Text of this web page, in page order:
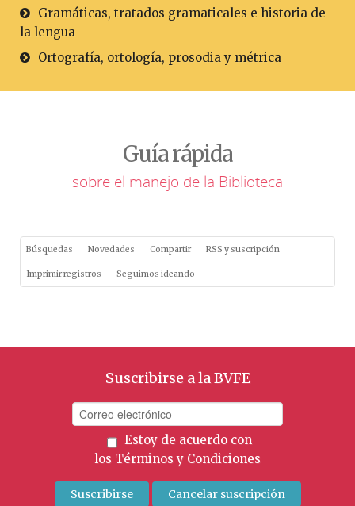
Gramáticas, tratados gramaticales e historia de
la lengua
Ortografía, ortología, prosodia y métrica
Guía rápida
sobre el manejo de la Biblioteca
Búsquedas Novedades Compartir RSS y suscripción
Imprimir registros Seguimos ideando
Suscribirse a la BVFE
Estoy de acuerdo con
los Términos y Condiciones